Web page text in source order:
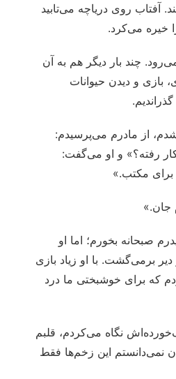
آفتاب روی دریاچه می‌تابید
خیره می‌کرد.
چند بار دیگر هم به آن
بازی و دیدن حیوانات
از مادرم می‌پرسیدم:
رفته؟» و او می‌گفت:
برای مکتب.»
جان.»
صبحانه بخورم؛ اما او
برمی‌گشت. با او زیاد بازی
که برای خوشبختی ما درد
نگاه می‌کردم، قلبم
نمی‌دانستم این زخم‌ها فقط